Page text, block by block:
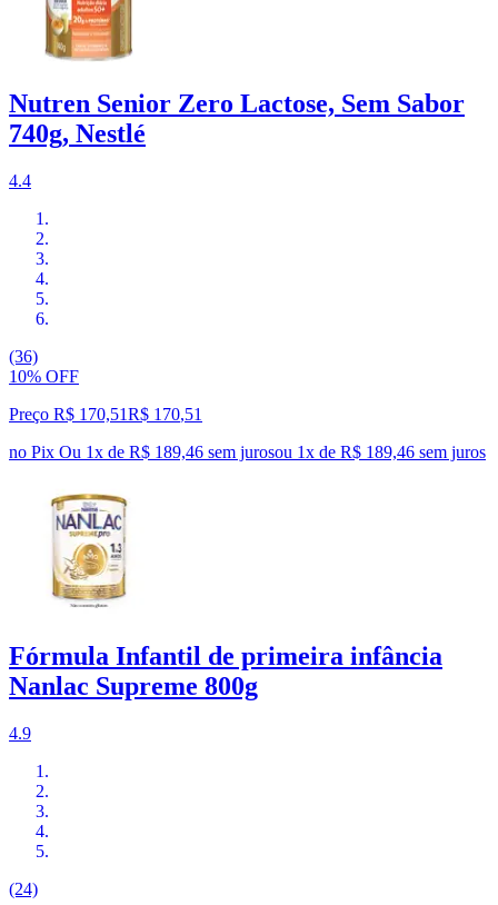
Nutren Senior Zero Lactose, Sem Sabor
740g, Nestlé
4.4
(36)
10% OFF
Preço R$ 170,51R$ 170,51
no Pix Ou 1x de R$ 189,46 sem jurosou 1x de R$ 189,46 sem juros
Fórmula Infantil de primeira infância
Nanlac Supreme 800g
4.9
(24)